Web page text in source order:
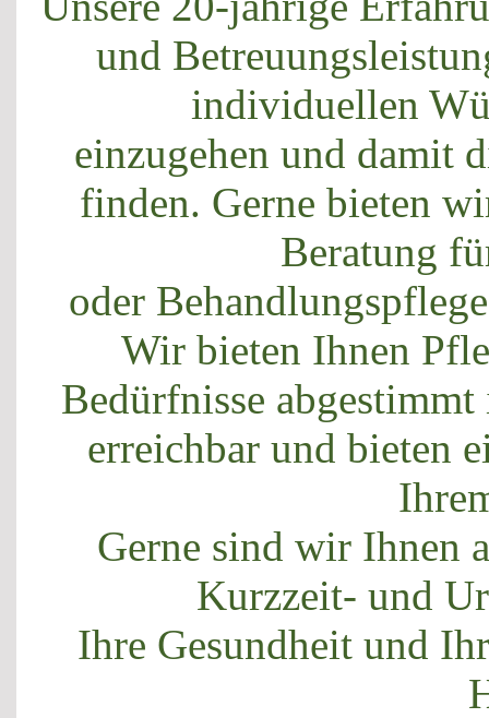
und
individuellen
einzugehen und damit
finden. Gerne bieten
Beratung
oder
Wir bieten Ihnen
Bedürfnisse
erreichbar und bieten
Gerne sind wir Ihnen
Kurzzeit- und
Ihre Gesundheit und